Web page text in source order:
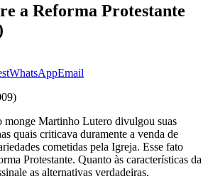
a Reforma Protestante
WhatsAppEmail
monge Martinho Lutero divulgou suas
quais criticava duramente a venda de
cometidas pela Igreja. Esse fato
Protestante. Quanto às características da
as alternativas verdadeiras.